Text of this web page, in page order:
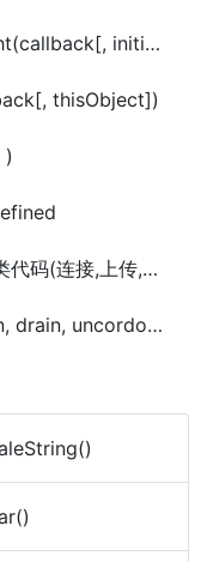
JavaScript(JS) array.reduceRight(callback[, initialValue])
thisObject])
)
(C#)SSH.NET sftp常用操作工具类代码(连接,上传,下载,删除,移动)
Kubernetes(K8s) kubectl cordon, drain, uncordon 常用命令